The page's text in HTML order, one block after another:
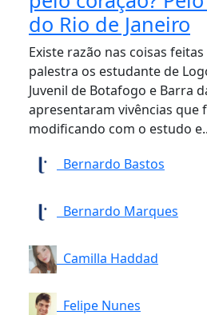
do Rio de Janeiro
Existe razão nas coisas
palestra os estudante de
Juvenil de Botafogo e Barra
apresentaram vivências que
modificando com o estudo
Bernardo Bastos
Bernardo Marques
Camilla Haddad
Felipe Nunes